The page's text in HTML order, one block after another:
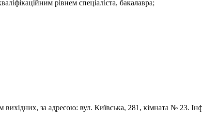
рівнем спеціаліста, бакалавра;
за адресою: вул. Київська, 281, кімната № 23.